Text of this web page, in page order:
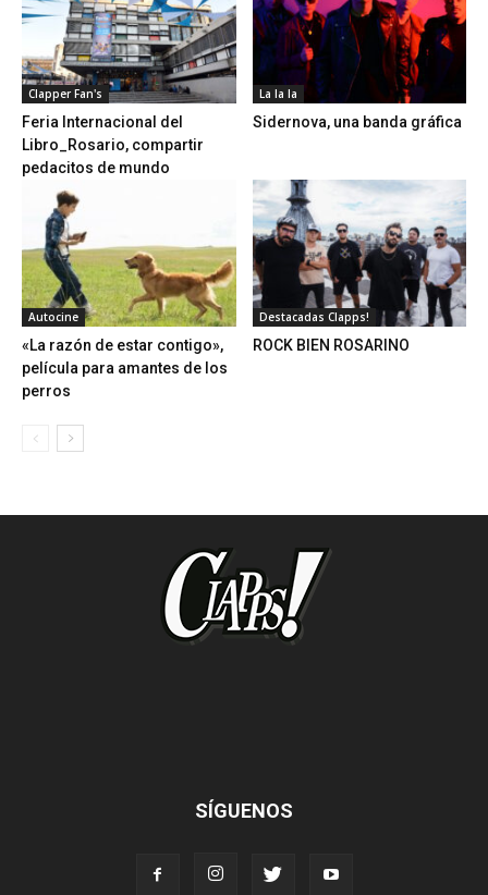
Clapper Fan's
Feria Internacional del
Libro_Rosario, compartir
pedacitos de mundo
La la la
Sidernova, una banda gráfica
Autocine
«La razón de estar contigo»,
película para amantes de los
perros
Destacadas Clapps!
ROCK BIEN ROSARINO
SÍGUENOS